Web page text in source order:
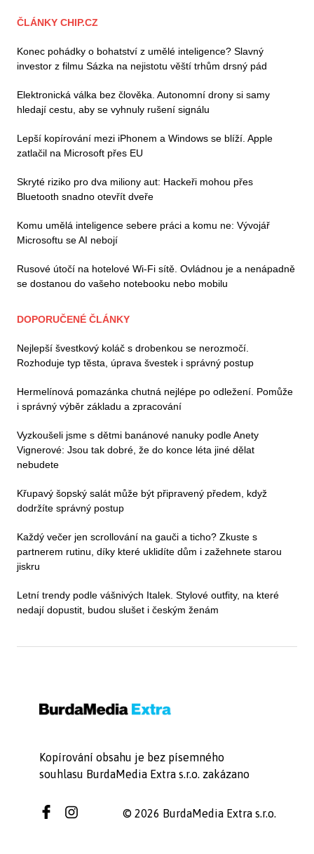
ČLÁNKY CHIP.CZ
Konec pohádky o bohatství z umělé inteligence? Slavný
investor z filmu Sázka na nejistotu věští trhům drsný pád
Elektronická válka bez člověka. Autonomní drony si samy
hledají cestu, aby se vyhnuly rušení signálu
Lepší kopírování mezi iPhonem a Windows se blíží. Apple
zatlačil na Microsoft přes EU
Skryté riziko pro dva miliony aut: Hackeři mohou přes
Bluetooth snadno otevřít dveře
Komu umělá inteligence sebere práci a komu ne: Vývojář
Microsoftu se AI nebojí
Rusové útočí na hotelové Wi-Fi sítě. Ovládnou je a nenápadně
se dostanou do vašeho notebooku nebo mobilu
DOPORUČENÉ ČLÁNKY
Nejlepší švestkový koláč s drobenkou se nerozmočí.
Rozhoduje typ těsta, úprava švestek i správný postup
Hermelínová pomazánka chutná nejlépe po odležení. Pomůže
i správný výběr základu a zpracování
Vyzkoušeli jsme s dětmi banánové nanuky podle Anety
Vignerové: Jsou tak dobré, že do konce léta jiné dělat
nebudete
Křupavý šopský salát může být připravený předem, když
dodržíte správný postup
Každý večer jen scrollování na gauči a ticho? Zkuste s
partnerem rutinu, díky které uklidíte dům i zažehnete starou
jiskru
Letní trendy podle vášnivých Italek. Stylové outfity, na které
nedají dopustit, budou slušet i českým ženám
Kopírování obsahu je bez písemného
souhlasu BurdaMedia Extra s.r.o. zakázano
© 2026 BurdaMedia Extra s.r.o.